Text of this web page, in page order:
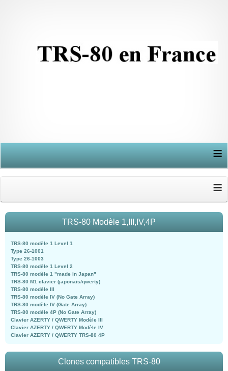
≡
≡
TRS-80 Modèle 1,III,IV,4P
TRS-80 modèle 1 Level 1
Type 26-1001
Type 26-1003
TRS-80 modèle 1 Level 2
TRS-80 modèle 1 "made in Japan"
TRS-80 M1 clavier (japonais/qwerty)
TRS-80 modèle III
TRS-80 modèle IV (No Gate Array)
TRS-80 modèle IV (Gate Array)
TRS-80 modèle 4P (No Gate Array)
Clavier AZERTY / QWERTY Modèle III
Clavier AZERTY / QWERTY Modèle IV
Clavier AZERTY / QWERTY TRS-80 4P
Clones compatibles TRS-80